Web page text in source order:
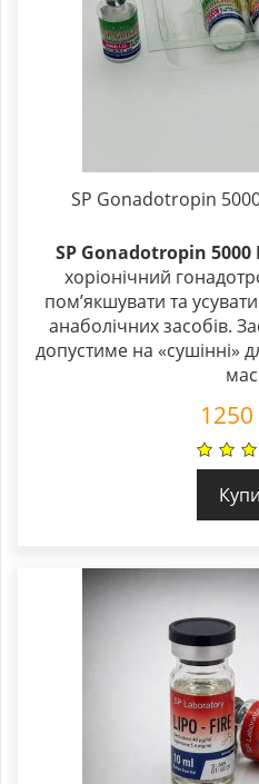
SP Gonadotropin
SP Gonadotropin 5000
хоріонічний
пом’якшувати та
анаболічних засобів.
допустиме на «сушінні»
1250